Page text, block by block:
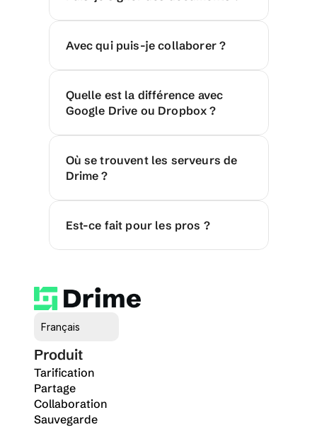
Avec qui puis-je collaborer ?
Quelle est la différence avec
Google Drive ou Dropbox ?
Où se trouvent les serveurs de
Drime ?
Est-ce fait pour les pros ?
Français
Produit
Tarification
Partage
Collaboration
Sauvegarde